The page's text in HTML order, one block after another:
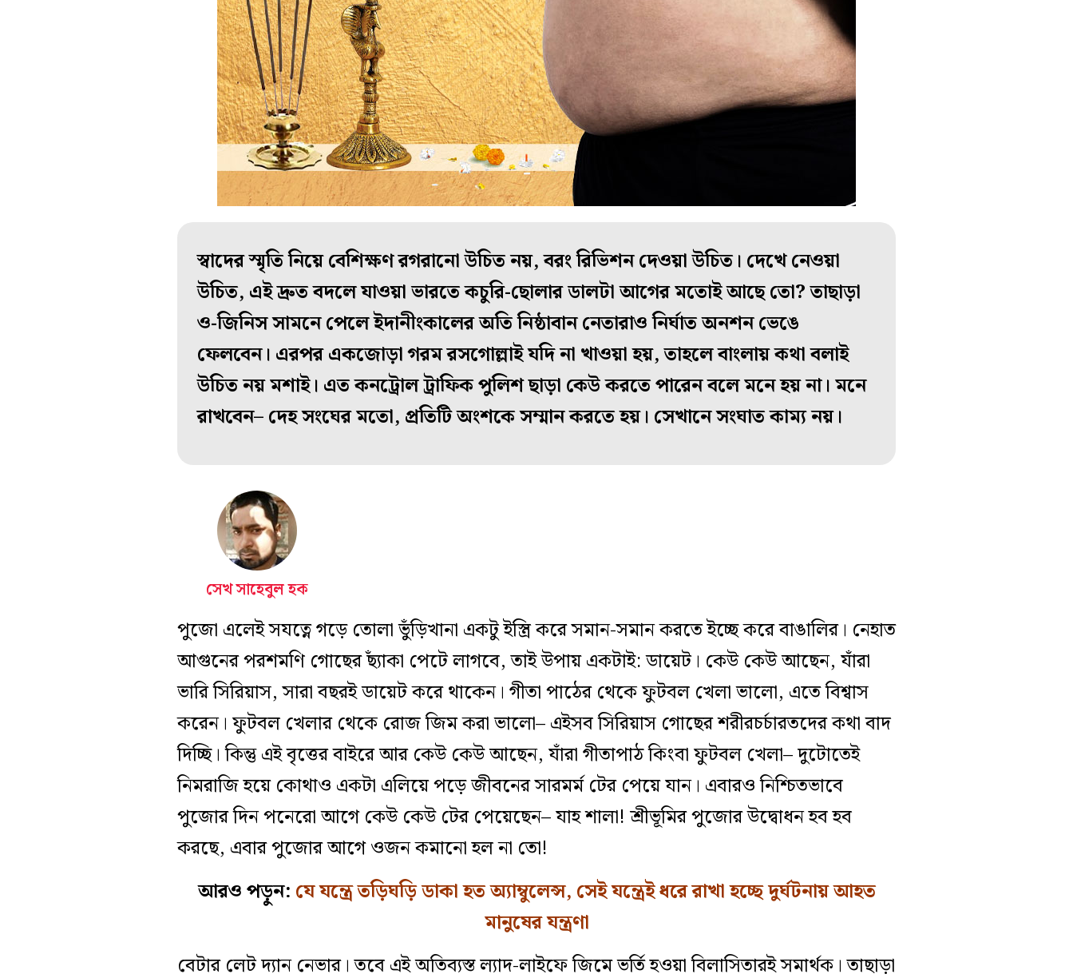
স্বাদের স্মৃতি নিয়ে বেশিক্ষণ রগরানো উচিত নয়, বরং রিভিশন দেওয়া উচিত। দেখে নেওয়া
উচিত, এই দ্রুত বদলে যাওয়া ভারতে কচুরি-ছোলার ডালটা আগের মতোই আছে তো? তাছাড়া
ও-জিনিস সামনে পেলে ইদানীংকালের অতি নিষ্ঠাবান নেতারাও নির্ঘাত অনশন ভেঙে
ফেলবেন। এরপর একজোড়া গরম রসগোল্লাই যদি না খাওয়া হয়, তাহলে বাংলায় কথা বলাই
উচিত নয় মশাই। এত কনট্রোল ট্রাফিক পুলিশ ছাড়া কেউ করতে পারেন বলে মনে হয় না। মনে
রাখবেন– দেহ সংঘের মতো, প্রতিটি অংশকে সম্মান করতে হয়। সেখানে সংঘাত কাম্য নয়।
সেখ সাহেবুল হক
পুজো এলেই সযত্নে গড়ে তোলা ভুঁড়িখানা একটু ইস্ত্রি করে সমান-সমান করতে ইচ্ছে করে বাঙালির। নেহাত
আগুনের পরশমণি গোছের ছ‌্যাঁকা পেটে লাগবে, তাই উপায় একটাই: ডায়েট। কেউ কেউ আছেন, যাঁরা
ভারি সিরিয়াস, সারা বছরই ডায়েট করে থাকেন। গীতা পাঠের থেকে ফুটবল খেলা ভালো, এতে বিশ্বাস
করেন। ফুটবল খেলার থেকে রোজ জিম করা ভালো– এইসব সিরিয়াস গোছের শরীরচর্চারতদের কথা বাদ
দিচ্ছি। কিন্তু এই বৃত্তের বাইরে আর কেউ কেউ আছেন, যাঁরা গীতাপাঠ কিংবা ফুটবল খেলা– দুটোতেই
নিমরাজি হয়ে কোথাও একটা এলিয়ে পড়ে জীবনের সারমর্ম টের পেয়ে যান। এবারও নিশ্চিতভাবে
পুজোর দিন পনেরো আগে কেউ কেউ টের পেয়েছেন– যাহ শালা! শ্রীভূমির পুজোর উদ্বোধন হব হব
করছে, এবার পুজোর আগে ওজন কমানো হল না তো!
আরও পড়ুন: যে যন্ত্রে তড়িঘড়ি ডাকা হত অ্যাম্বুলেন্স, সেই যন্ত্রেই ধরে রাখা হচ্ছে দুর্ঘটনায় আহত
মানুষের যন্ত্রণা
বেটার লেট দ্যান নেভার। তবে এই অতিব্যস্ত ল‌্যাদ-লাইফে জিমে ভর্তি হওয়া বিলাসিতারই সমার্থক। তাছাড়া